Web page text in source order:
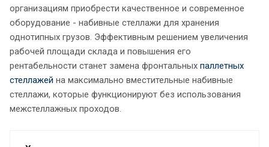
организациям приобрести качественное и современное
оборудование - набивные стеллажи для хранения
однотипных грузов. Эффективным решением увеличения
рабочей площади склада и повышения его
рентабельности станет замена фронтальных паллетных
стеллажей на максимально вместительные набивные
стеллажи, которые функционируют без использования
межстеллажных проходов.